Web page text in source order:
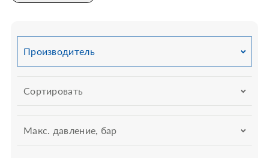
Сортировать
Производитель
Макс. давление, бар